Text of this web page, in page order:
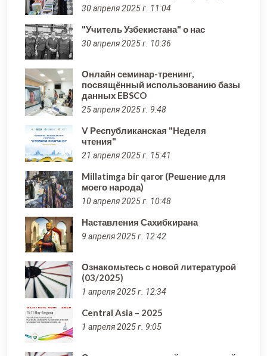
30 апреля 2025 г. 11:04
"Учитель Узбекистана" о нас
30 апреля 2025 г. 10:36
Онлайн семинар-тренинг,
посвящённый использованию базы
данных EBSCO
25 апреля 2025 г. 9:48
V Республиканская "Неделя
чтения"
21 апреля 2025 г. 15:41
Millatimga bir qaror (Решение для
моего народа)
10 апреля 2025 г. 10:48
Наставления Сахибкирана
9 апреля 2025 г. 12:42
Ознакомьтесь с новой литературой
(03/2025)
1 апреля 2025 г. 12:34
Central Asia – 2025
1 апреля 2025 г. 9:05